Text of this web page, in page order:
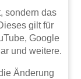
sondern das
gilt für
Google
und weitere.
Änderung